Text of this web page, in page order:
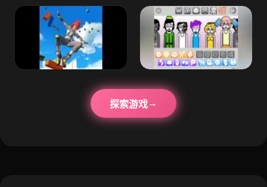
探索游戏